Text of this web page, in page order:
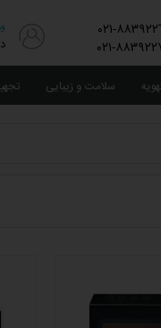
٠٢١
٠٢١
سلامت و زیبایی